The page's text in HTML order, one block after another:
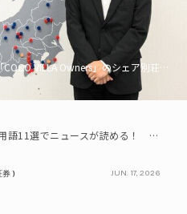
VILLA Owners」のシェア別荘とい
【超入門】金融用語11選でニュースが読める！ 知識ゼロからの賢い資産の育て方
券 ) JUN. 17, 2026